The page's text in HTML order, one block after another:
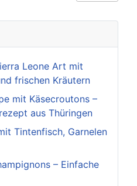
Leone Art mit
frischen Kräutern
mit Käsecroutons –
aus Thüringen
Tintenfisch, Garnelen
– Einfache